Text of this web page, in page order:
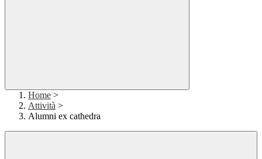
Home >
Attività >
Alumni ex cathedra